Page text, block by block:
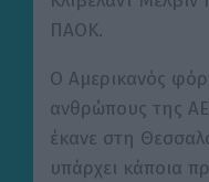
ΠΑΟΚ.
Ο Αμερικανός
ανθρώπους της
έκανε στη
υπάρχει κάποια